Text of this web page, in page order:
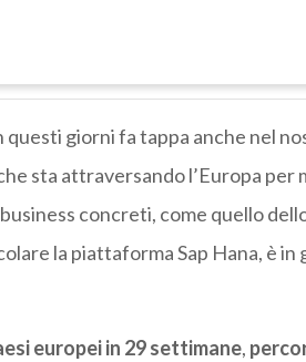
giorni fa tappa anche nel
sta attraversando l’Europa per
concreti, come quello
la piattaforma Sap Hana, è in
europei in 29 settimane,